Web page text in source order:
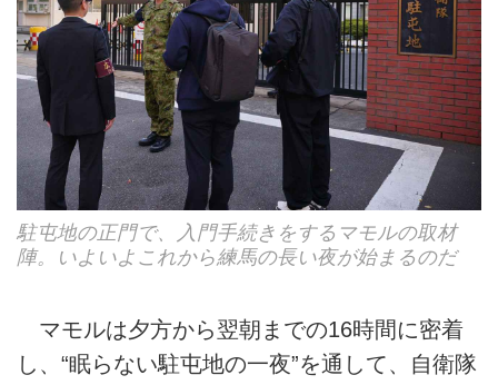
駐屯地の正門で、入門手続きをするマモルの取材
陣。いよいよこれから練馬の長い夜が始まるのだ
マモルは夕方から翌朝までの16時間に密着
し、“眠らない駐屯地の一夜”を通して、自衛隊